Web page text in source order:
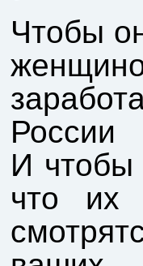
Чтобы
России
И чтобы
что их